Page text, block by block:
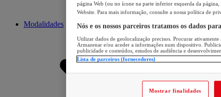
Modalidades
página Web (ou no ícone na parte inferior esquerda da página,
Website. Para mais informação, consulte a nossa política de
Nós e os nossos parceiros tratamos os dados
Utilizar dados de geolocalização precisos. Procurar
Armazenar e/ou aceder a informações num dispositivo.
publicidade e conteúdos, estudos de audiência e
Lista de parceiros (fornecedores)
Mostrar finalidades